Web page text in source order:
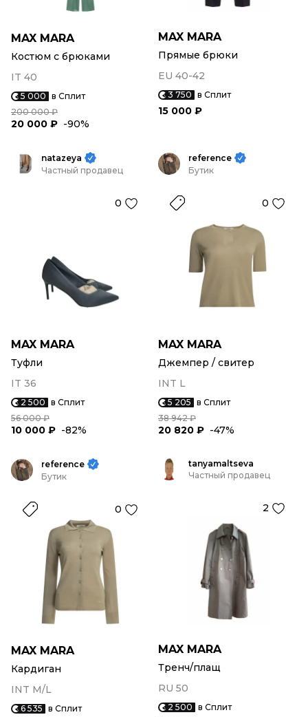
MAX MARA
Костюм с брюками
IT 40
5 000 в Сплит
200 000 ₽
20 000 ₽ -90%
MAX MARA
Прямые брюки
EU 40-42
3 750 в Сплит
15 000 ₽
natazeya
Частный продавец
0
MAX MARA
Туфли
IT 36
2 500 в Сплит
56 000 ₽
10 000 ₽ -82%
reference
Бутик
0
MAX MARA
Джемпер / свитер
INT L
5 205 в Сплит
38 942 ₽
20 820 ₽ -47%
reference
Бутик
0
MAX MARA
Кардиган
INT M/L
6 535 в Сплит
tanyamaltseva
Частный продавец
2
MAX MARA
Тренч/плащ
RU 50
2 500 в Сплит